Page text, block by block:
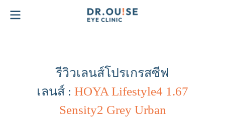
รีวิวเลนส์โปรเกรสซีฟ
เลนส์ : HOYA Lifestyle4 1.67
Sensity2 Grey Urban